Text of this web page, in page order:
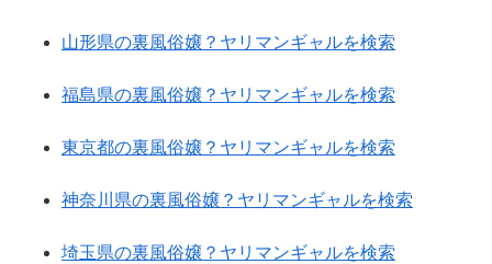
山形県の裏風俗嬢？ヤリマンギャルを検索
福島県の裏風俗嬢？ヤリマンギャルを検索
東京都の裏風俗嬢？ヤリマンギャルを検索
神奈川県の裏風俗嬢？ヤリマンギャルを検索
埼玉県の裏風俗嬢？ヤリマンギャルを検索